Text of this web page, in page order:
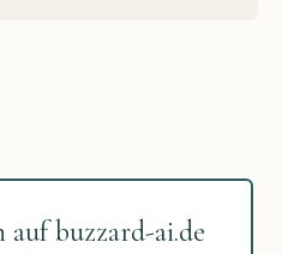
auf buzzard-ai.de